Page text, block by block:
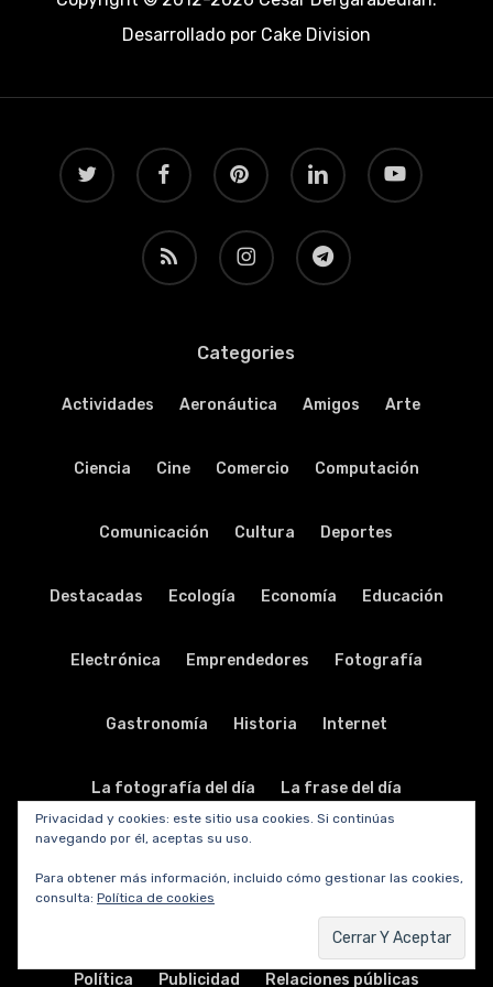
Desarrollado porCake Division
twitter facebook pinterest linkedin youtube
RSS instagram telegram
Categories
Actividades Aeronáutica Amigos Arte
Ciencia Cine Comercio Computación
Comunicación Cultura Deportes
Destacadas Ecología Economía Educación
Electrónica Emprendedores Fotografía
Gastronomía Historia Internet
La fotografía del día La frase del día
Periodismo Personal
Política Publicidad Relaciones públicas
Privacidad y cookies: este sitio usa cookies. Si continúas
navegando por él, aceptas su uso.
Para obtener más información, incluido cómo gestionar las cookies,
consulta: Política de cookies